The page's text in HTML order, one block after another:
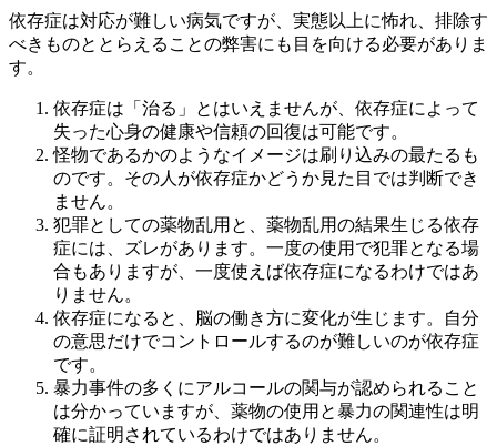
依存症は対応が難しい病気ですが、実態以上に怖れ、排除す
べきものととらえることの弊害にも目を向ける必要がありま
す。
依存症は「治る」とはいえませんが、依存症によって
失った心身の健康や信頼の回復は可能です。
怪物であるかのようなイメージは刷り込みの最たるも
のです。その人が依存症かどうか見た目では判断でき
ません。
犯罪としての薬物乱用と、薬物乱用の結果生じる依存
症には、ズレがあります。一度の使用で犯罪となる場
合もありますが、一度使えば依存症になるわけではあ
りません。
依存症になると、脳の働き方に変化が生じます。自分
の意思だけでコントロールするのが難しいのが依存症
です。
暴力事件の多くにアルコールの関与が認められること
は分かっていますが、薬物の使用と暴力の関連性は明
確に証明されているわけではありません。